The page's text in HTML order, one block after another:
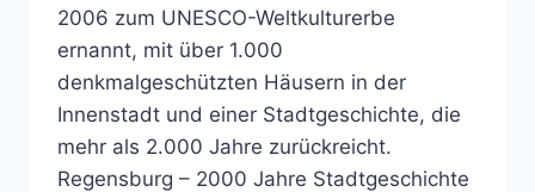
2006 zum UNESCO-Weltkulturerbe
ernannt, mit über 1.000
denkmalgeschützten Häusern in der
Innenstadt und einer Stadtgeschichte, die
mehr als 2.000 Jahre zurückreicht.
Regensburg – 2000 Jahre Stadtgeschichte